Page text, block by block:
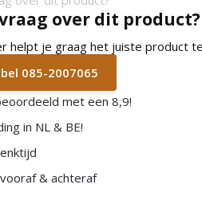
over dit product?
helpt je graag het juiste product
085-2007065
met een 8,9!
in NL & BE!
& achteraf